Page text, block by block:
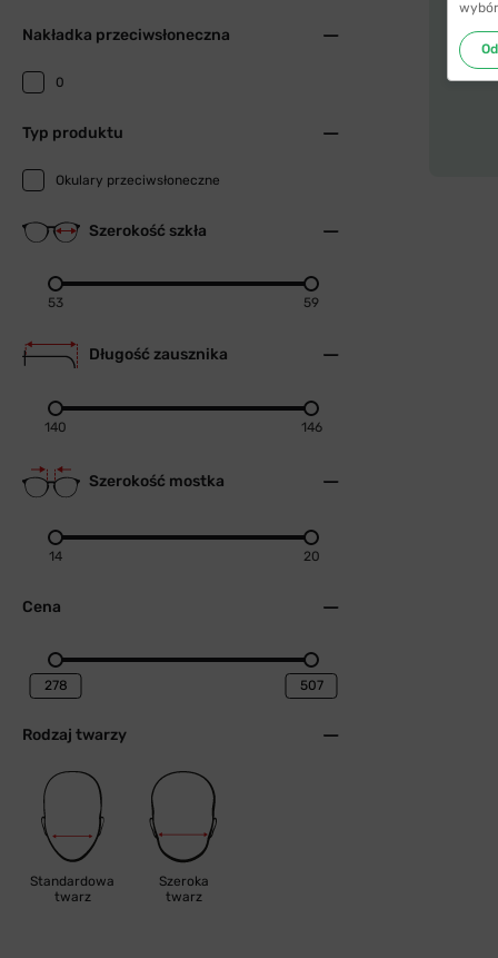
Nakładka przeciwsłoneczna
0
Typ produktu
Okulary przeciwsłoneczne
Szerokość szkła
53 59
Długość zausznika
140 146
Szerokość mostka
14 20
Cena
Rodzaj twarzy
Standardowa
twarz
Szeroka
twarz